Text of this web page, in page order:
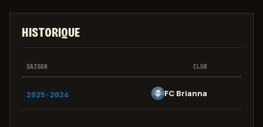
HISTORIQUE
SAISON CLUB
2025-2026 FC Brianna